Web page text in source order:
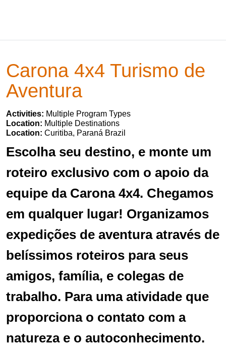
Carona 4x4 Turismo de
Aventura
Activities: Multiple Program Types
Location: Multiple Destinations
Location: Curitiba, Paraná Brazil
Escolha seu destino, e monte um
roteiro exclusivo com o apoio da
equipe da Carona 4x4. Chegamos
em qualquer lugar! Organizamos
expedições de aventura através de
belíssimos roteiros para seus
amigos, família, e colegas de
trabalho. Para uma atividade que
proporciona o contato com a
natureza e o autoconhecimento.